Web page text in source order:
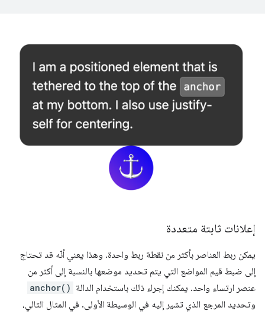
إعلانات ثابتة متعددة
يمكن ربط العناصر بأكثر من نقطة ربط واحدة. وهذا يعني أنّه قد تحتاج
إلى ضبط قيم المواضع التي يتم تحديد موضعها بالنسبة إلى أكثر من
عنصر ارتساء واحد. يمكنك إجراء ذلك باستخدام الدالة anchor()
وتحديد المرجع الذي تشير إليه في الوسيطة الأولى. في المثال التالي،